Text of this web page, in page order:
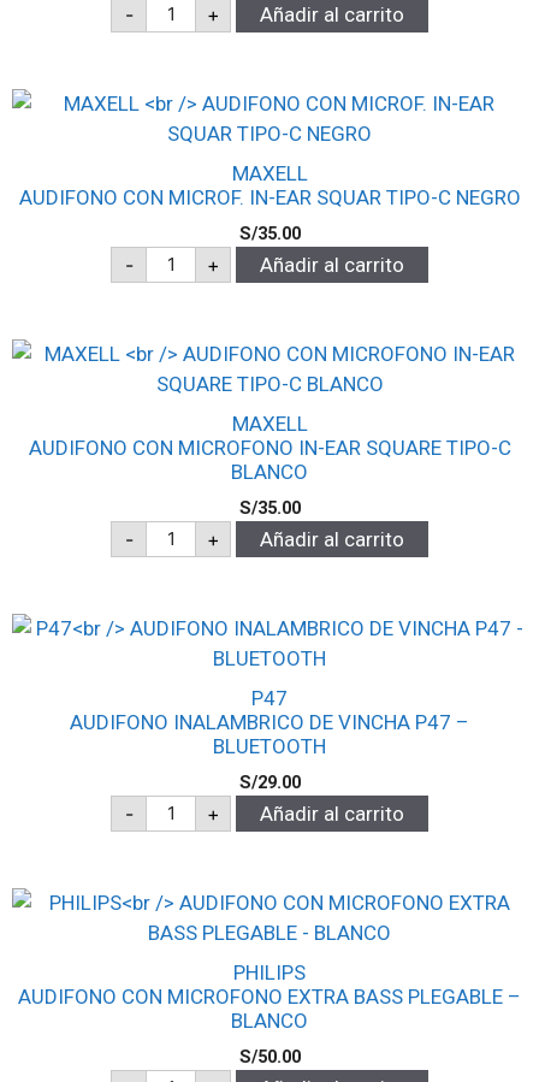
- + Añadir al carrito
MAXELL
AUDIFONO CON MICROF. IN-EAR SQUAR TIPO-C NEGRO
S/35.00
- + Añadir al carrito
MAXELL
AUDIFONO CON MICROFONO IN-EAR SQUARE TIPO-C
BLANCO
S/35.00
- + Añadir al carrito
P47
AUDIFONO INALAMBRICO DE VINCHA P47 –
BLUETOOTH
S/29.00
- + Añadir al carrito
PHILIPS
AUDIFONO CON MICROFONO EXTRA BASS PLEGABLE –
BLANCO
S/50.00